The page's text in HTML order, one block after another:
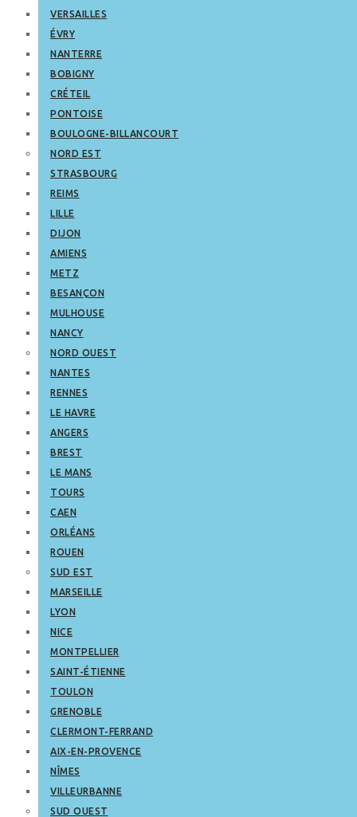
VERSAILLES
ÉVRY
NANTERRE
BOBIGNY
CRÉTEIL
PONTOISE
BOULOGNE-BILLANCOURT
NORD EST
STRASBOURG
REIMS
LILLE
DIJON
AMIENS
METZ
BESANÇON
MULHOUSE
NANCY
NORD OUEST
NANTES
RENNES
LE HAVRE
ANGERS
BREST
LE MANS
TOURS
CAEN
ORLÉANS
ROUEN
SUD EST
MARSEILLE
LYON
NICE
MONTPELLIER
SAINT-ÉTIENNE
TOULON
GRENOBLE
CLERMONT-FERRAND
AIX-EN-PROVENCE
NÎMES
VILLEURBANNE
SUD OUEST